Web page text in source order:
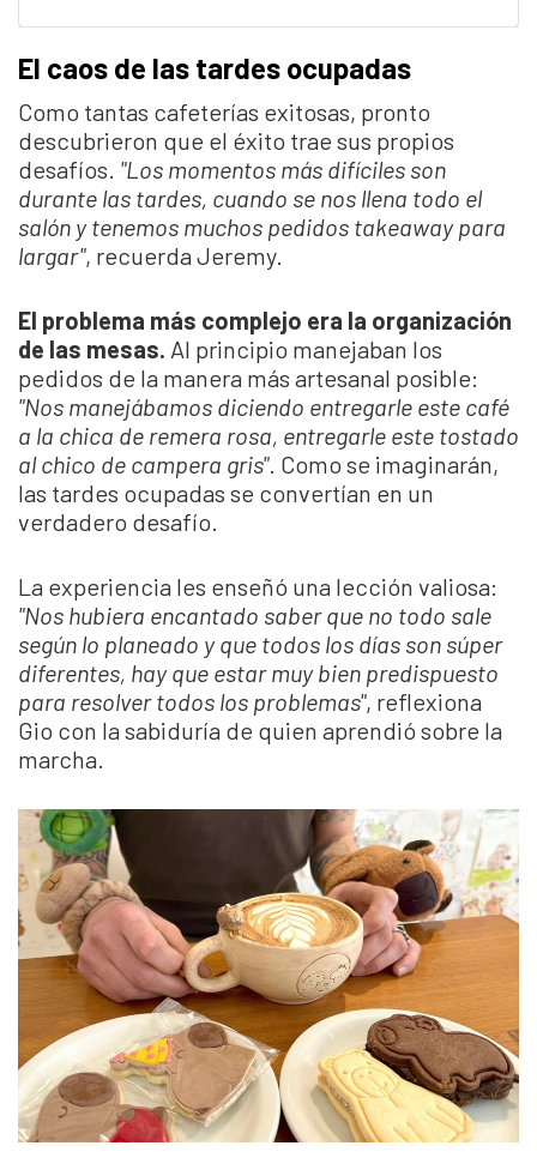
El caos de las tardes ocupadas
Como tantas cafeterías exitosas, pronto
descubrieron que el éxito trae sus propios
desafíos. "Los momentos más difíciles son
durante las tardes, cuando se nos llena todo el
salón y tenemos muchos pedidos takeaway para
largar", recuerda Jeremy.
El problema más complejo era la organización
de las mesas. Al principio manejaban los
pedidos de la manera más artesanal posible:
"Nos manejábamos diciendo entregarle este café
a la chica de remera rosa, entregarle este tostado
al chico de campera gris". Como se imaginarán,
las tardes ocupadas se convertían en un
verdadero desafío.
La experiencia les enseñó una lección valiosa:
"Nos hubiera encantado saber que no todo sale
según lo planeado y que todos los días son súper
diferentes, hay que estar muy bien predispuesto
para resolver todos los problemas", reflexiona
Gio con la sabiduría de quien aprendió sobre la
marcha.